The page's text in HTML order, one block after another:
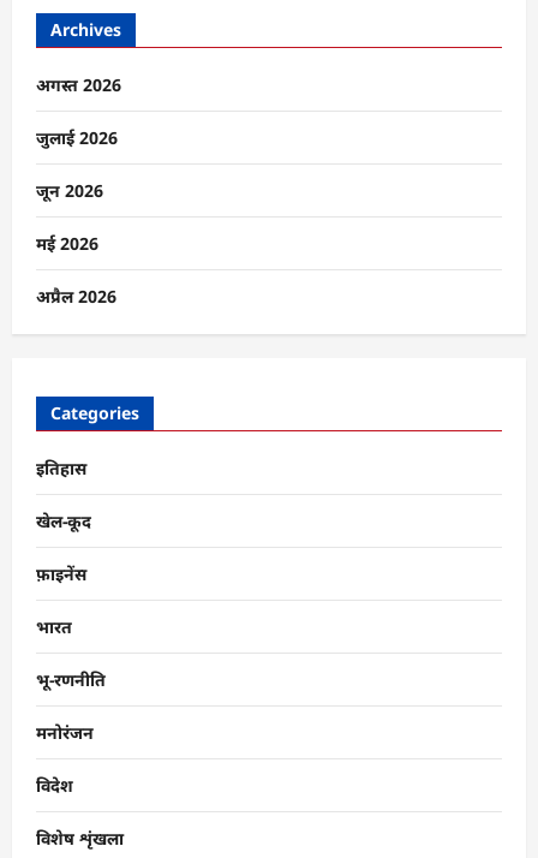
जुलाई
2026
से
9
में
तीन
भाषाएँ
होंगी
अनिवार्य,
बदलने
के
में
पढ़ें
Archives
अगस्त 2026
जुलाई 2026
जून 2026
मई 2026
अप्रैल 2026
Categories
इतिहास
खेल-कूद
फ़ाइनेंस
भारत
भू-रणनीति
मनोरंजन
विदेश
विशेष शृंखला